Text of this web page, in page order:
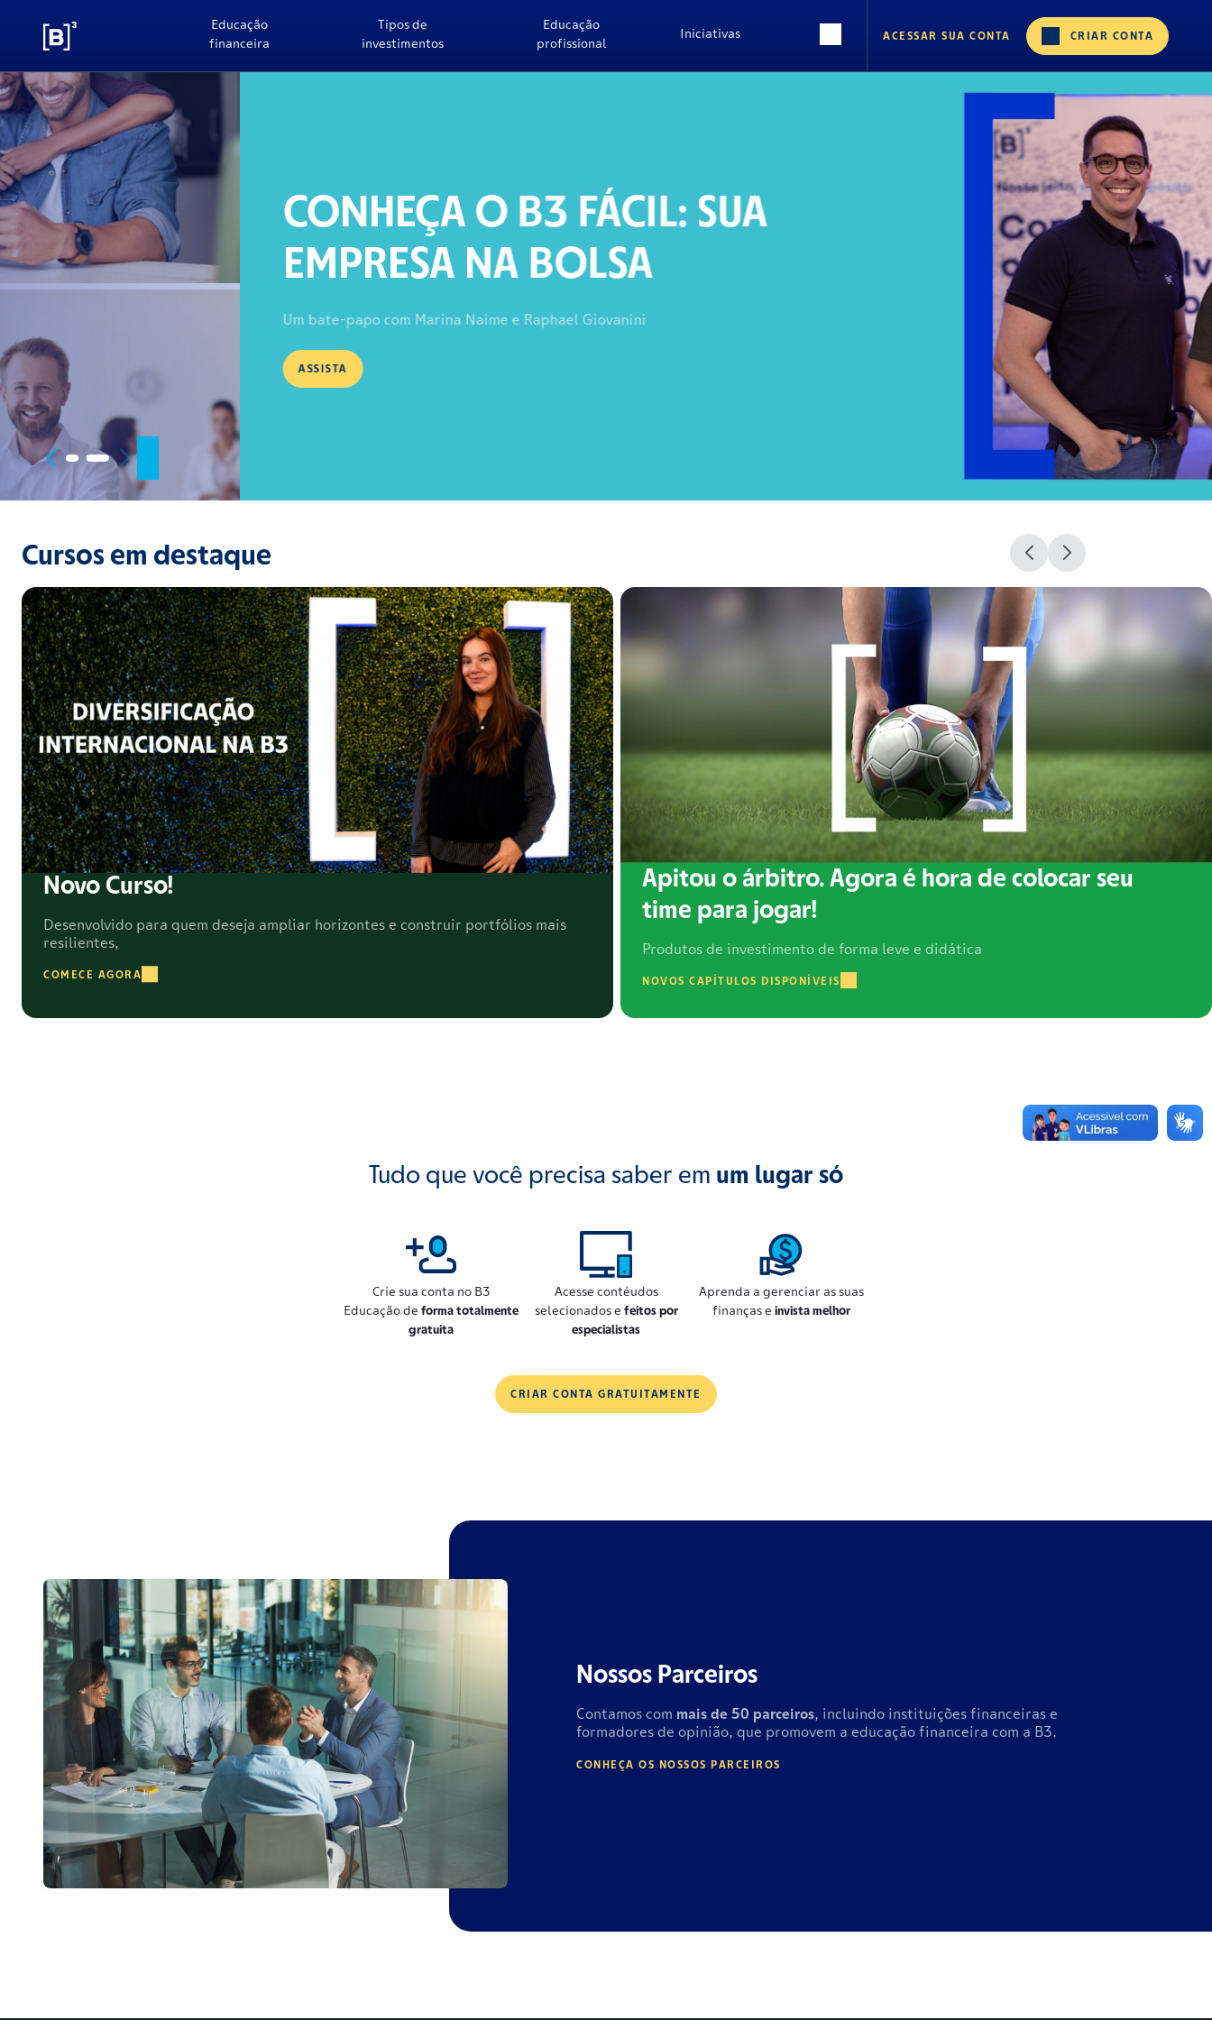
Educação
financeira
Tipos de
investimentos
Educação
profissional
Iniciativas ACESSAR SUA CONTA CRIAR CONTA
CONHEÇA O B3 FÁCIL: SUA
EMPRESA NA BOLSA
Um bate-papo com Marina Naime e Raphael Giovanini
ASSISTA
Cursos em destaque
Novo Curso!
Desenvolvido para quem deseja ampliar horizontes e construir portfólios mais
resilientes,
COMECE AGORA
Apitou o árbitro. Agora é hora de colocar seu
time para jogar!
Produtos de investimento de forma leve e didática
NOVOS CAPÍTULOS DISPONÍVEIS
Tudo que você precisa saber em um lugar só
Crie sua conta no B3
Educação de forma totalmente
gratuita
Acesse contéudos
selecionados e feitos por
especialistas
Aprenda a gerenciar as suas
finanças e invista melhor
CRIAR CONTA GRATUITAMENTE
Nossos Parceiros
Contamos com mais de 50 parceiros, incluindo instituições financeiras e
formadores de opinião, que promovem a educação financeira com a B3.
CONHEÇA OS NOSSOS PARCEIROS